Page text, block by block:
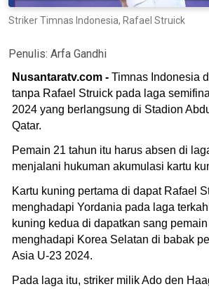
Striker Timnas Indonesia, Rafael Struick
Penulis: Arfa Gandhi
Nusantaratv.com - Timnas Indonesia
tanpa Rafael Struick pada laga
2024 yang berlangsung di Stadion
Qatar.
Pemain 21 tahun itu harus absen di
menjalani hukuman akumulasi kartu
Kartu kuning pertama di dapat Rafael
menghadapi Yordania pada laga
kuning kedua di dapatkan sang
menghadapi Korea Selatan di babak
Asia U-23 2024.
Pada laga itu, striker milik Ado den